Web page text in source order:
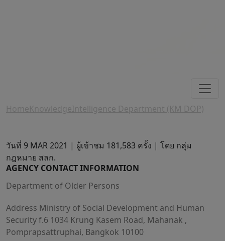
HomeKnowledgeIntelligence Department (KM DOP)
วันที่ 9 MAR 2021 | ผู้เข้าชม 181,583 ครั้ง | โดย กลุ่ม
กฎหมาย สลก.
AGENCY CONTACT INFORMATION
Department of Older Persons
Address Ministry of Social Development and Human
Security f.6 1034 Krung Kasem Road, Mahanak ,
Pomprapsattruphai, Bangkok 10100